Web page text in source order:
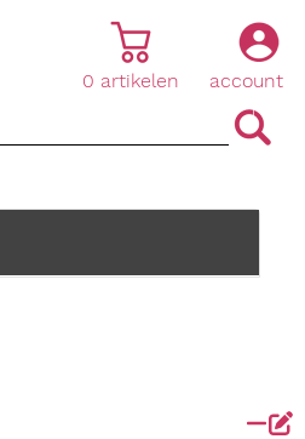
account
|
0 artikelen